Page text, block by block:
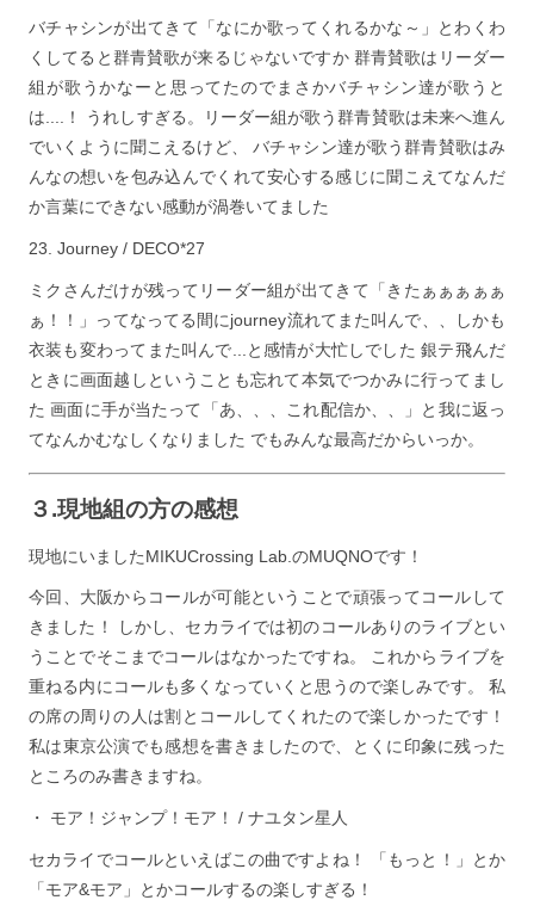
バチャシンが出てきて「なにか歌ってくれるかな～」とわくわ
くしてると群青賛歌が来るじゃないですか 群青賛歌はリーダー
組が歌うかなーと思ってたのでまさかバチャシン達が歌うと
は....！ うれしすぎる。リーダー組が歌う群青賛歌は未来へ進ん
でいくように聞こえるけど、 バチャシン達が歌う群青賛歌はみ
んなの想いを包み込んでくれて安心する感じに聞こえてなんだ
か言葉にできない感動が渦巻いてました
Journey / DECO*27
ミクさんだけが残ってリーダー組が出てきて「きたぁぁぁぁぁ
ぁ！！」ってなってる間にjourney流れてまた叫んで、、しかも
衣装も変わってまた叫んで...と感情が大忙しでした 銀テ飛んだ
ときに画面越しということも忘れて本気でつかみに行ってまし
た 画面に手が当たって「あ、、、これ配信か、、」と我に返っ
てなんかむなしくなりました でもみんな最高だからいっか。
３.現地組の方の感想
現地にいましたMIKUCrossing Lab.のMUQNOです！
今回、大阪からコールが可能ということで頑張ってコールして
きました！ しかし、セカライでは初のコールありのライブとい
うことでそこまでコールはなかったですね。 これからライブを
重ねる内にコールも多くなっていくと思うので楽しみです。 私
の席の周りの人は割とコールしてくれたので楽しかったです！
私は東京公演でも感想を書きましたので、とくに印象に残った
ところのみ書きますね。
・ モア！ジャンプ！モア！ / ナユタン星人
セカライでコールといえばこの曲ですよね！ 「もっと！」とか
「モア&モア」とかコールするの楽しすぎる！